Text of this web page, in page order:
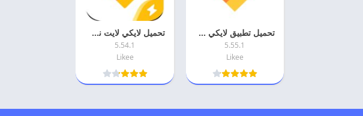
تحميل تطبيق لايكي 2026 Likee APK اخر اصدار
5.55.1
Likee
تحميل لايكي لايت نسخه قديمه 2026 Likee Lite اخر اصدار مجانا
5.54.1
Likee